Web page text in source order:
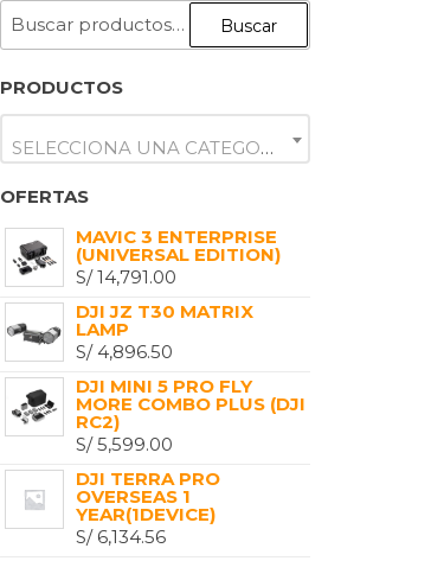
BUSCAR
Buscar
PRODUCTOS
SELECCIONA UNA CATEGORÍA
OFERTAS
MAVIC 3 ENTERPRISE
(UNIVERSAL EDITION)
S/14,791.00
DJI JZ T30 MATRIX
LAMP
S/4,896.50
DJI MINI 5 PRO FLY
MORE COMBO PLUS (DJI
RC2)
S/5,599.00
DJI TERRA PRO
OVERSEAS 1
YEAR(1DEVICE)
S/6,134.56